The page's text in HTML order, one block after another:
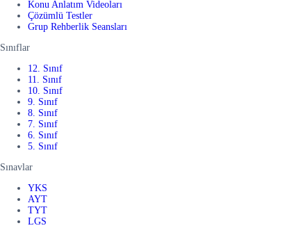
Konu Anlatım Videoları
Çözümlü Testler
Grup Rehberlik Seansları
Sınıflar
12. Sınıf
11. Sınıf
10. Sınıf
9. Sınıf
8. Sınıf
7. Sınıf
6. Sınıf
5. Sınıf
Sınavlar
YKS
AYT
TYT
LGS